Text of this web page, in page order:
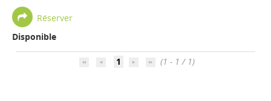
Réserver
Disponible
1 (1 - 1 / 1)